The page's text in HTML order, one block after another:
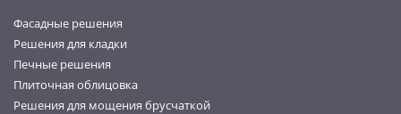
Фасадные решения
Решения для кладки
Печные решения
Плиточная облицовка
Решения для мощения брусчаткой